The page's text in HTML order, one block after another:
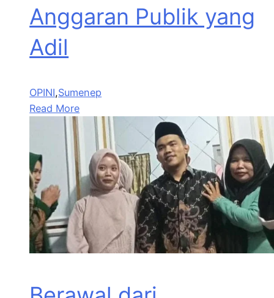
Anggaran Publik yang
Adil
OPINI,Sumenep
Read More